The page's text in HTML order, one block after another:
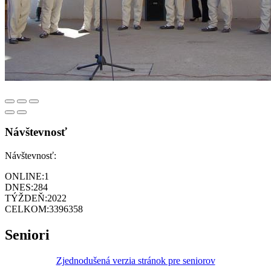
Návštevnosť
Návštevnosť:
ONLINE:1
DNES:284
TÝŽDEŇ:2022
CELKOM:3396358
Seniori
Zjednodušená verzia stránok pre seniorov